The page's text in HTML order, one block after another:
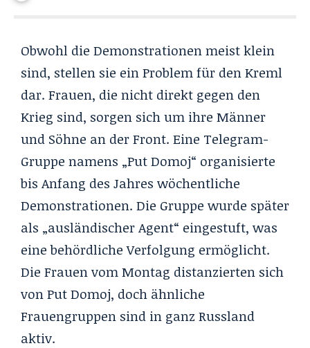
Obwohl die Demonstrationen meist klein
sind, stellen sie ein Problem für den Kreml
dar. Frauen, die nicht direkt gegen den
Krieg sind, sorgen sich um ihre Männer
und Söhne an der Front. Eine Telegram-
Gruppe namens „Put Domoj“ organisierte
bis Anfang des Jahres wöchentliche
Demonstrationen. Die Gruppe wurde später
als „ausländischer Agent“ eingestuft, was
eine behördliche Verfolgung ermöglicht.
Die Frauen vom Montag distanzierten sich
von Put Domoj, doch ähnliche
Frauengruppen sind in ganz Russland
aktiv.